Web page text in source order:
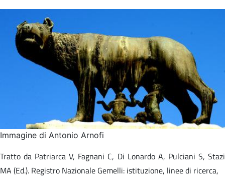
Immagine di Antonio Arnofi
Tratto da Patriarca V, Fagnani C, Di Lonardo A, Pulciani S, Stazi
MA (Ed.). Registro Nazionale Gemelli: istituzione, linee di ricerca,​